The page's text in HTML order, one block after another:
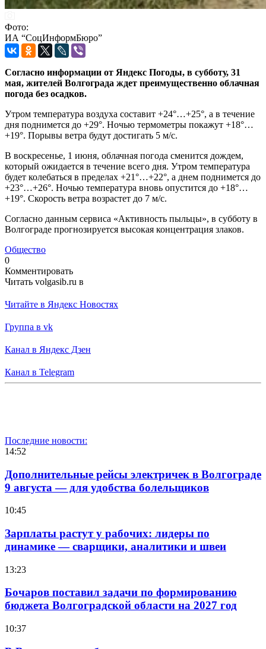
Фото:
ИА “СоцИнформБюро”
Согласно информации от Яндекс Погоды, в субботу, 31
мая, жителей Волгограда ждет преимущественно облачная
погода без осадков.
Утром температура воздуха составит +24°…+25°, а в течение
дня поднимется до +29°. Ночью термометры покажут +18°…
+19°. Порывы ветра будут достигать 5 м/с.
В воскресенье, 1 июня, облачная погода сменится дождем,
который ожидается в течение всего дня. Утром температура
будет колебаться в пределах +21°…+22°, а днем поднимется до
+23°…+26°. Ночью температура вновь опустится до +18°…
+19°. Скорость ветра возрастет до 7 м/с.
Согласно данным сервиса «Активность пыльцы», в субботу в
Волгограде прогнозируется высокая концентрация злаков.
Общество
0
Комментировать
Читать volgasib.ru в
Читайте в Яндекс Новостях
Группа в vk
Канал в Яндекс Дзен
Канал в Telegram
Последние новости:
14:52
Дополнительные рейсы электричек в Волгограде
9 августа — для удобства болельщиков
10:45
Зарплаты растут у рабочих: лидеры по
динамике — сварщики, аналитики и швеи
13:23
Бочаров поставил задачи по формированию
бюджета Волгоградской области на 2027 год
10:37